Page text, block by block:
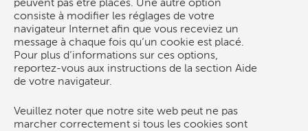
peuvent pas être placés. Une autre option
consiste à modifier les réglages de votre
navigateur Internet afin que vous receviez un
message à chaque fois qu’un cookie est placé.
Pour plus d’informations sur ces options,
reportez-vous aux instructions de la section Aide
de votre navigateur.
Veuillez noter que notre site web peut ne pas
marcher correctement si tous les cookies sont